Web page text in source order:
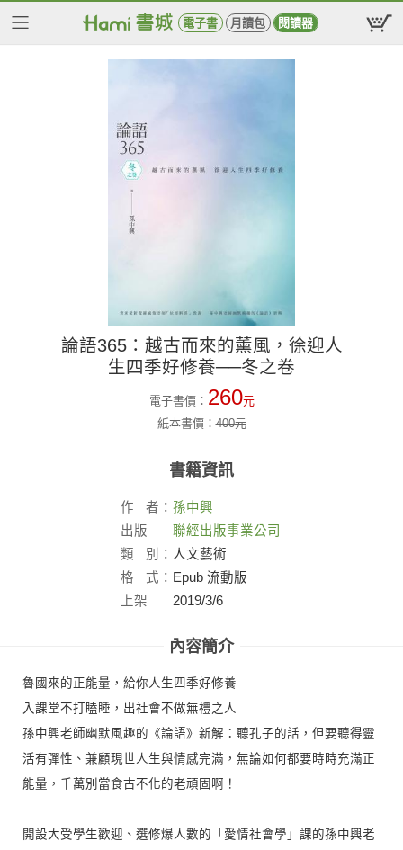
電子書 月讀包 閱讀器
論語365：越古而來的薰風，徐迎人
生四季好修養──冬之卷
電子書價： 260元
紙本書價：400元
書籍資訊
作 者： 孫中興
出版
社：
聯經出版事業公司
類
別： 人文藝術
格
式： Epub 流動版
上架
2019/3/6
內容簡介
魯國來的正能量，給你人生四季好修養
入課堂不打瞌睡，出社會不做無禮之人
孫中興老師幽默風趣的《論語》新解：聽孔子的話，但要聽得靈
活有彈性、兼顧現世人生與情感完滿，無論如何都要時時充滿正
能量，千萬別當食古不化的老頑固啊！
開設大受學生歡迎、選修爆人數的「愛情社會學」課的孫中興老